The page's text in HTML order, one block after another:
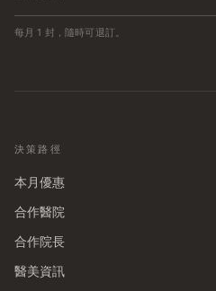
每月 1 封，隨時可退訂。
決策路徑
本月優惠
合作醫院
合作院長
醫美資訊